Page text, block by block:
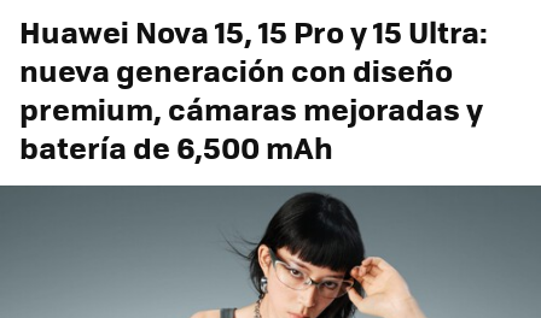
Huawei Nova 15, 15 Pro y 15 Ultra:
nueva generación con diseño
premium, cámaras mejoradas y
batería de 6,500 mAh